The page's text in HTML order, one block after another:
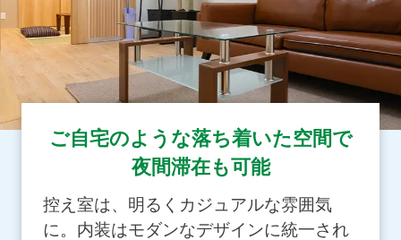
ご自宅のような落ち着いた空間で
夜間滞在も可能
控え室は、明るくカジュアルな雰囲気
に。内装はモダンなデザインに統一され